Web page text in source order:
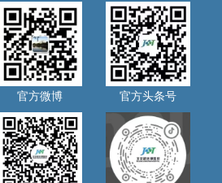
官方微博 官方头条号